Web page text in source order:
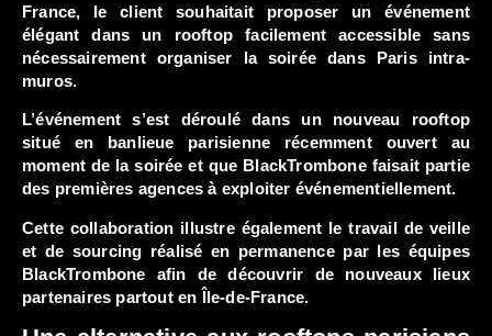
France, le client souhaitait proposer un événement
élégant dans un rooftop facilement accessible sans
nécessairement organiser la soirée dans Paris intra-
muros.
L’événement s’est déroulé dans un nouveau rooftop
situé en banlieue parisienne récemment ouvert au
moment de la soirée et que BlackTrombone faisait partie
des premières agences à exploiter événementiellement.
Cette collaboration illustre également le travail de veille
et de sourcing réalisé en permanence par les équipes
BlackTrombone afin de découvrir de nouveaux lieux
partenaires partout en Île-de-France.